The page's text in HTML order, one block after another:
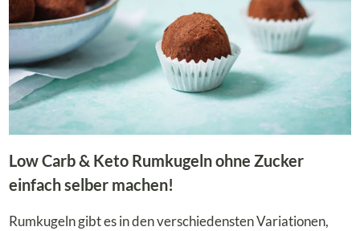
Low Carb & Keto Rumkugeln ohne Zucker
einfach selber machen!
Rumkugeln gibt es in den verschiedensten Variationen,